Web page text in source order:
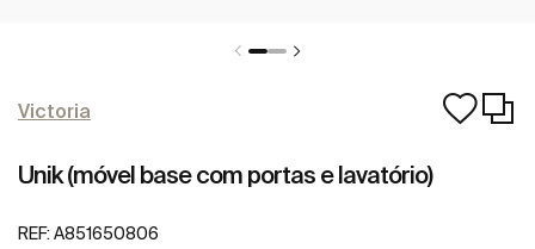
Victoria
Unik (móvel base com portas e lavatório)
REF: A851650806